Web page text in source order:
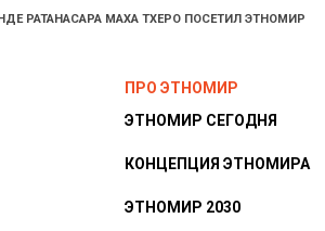
РАТАНАСАРА МАХА ТХЕРО ПОСЕТИЛ ЭТНОМИР
ПРО ЭТНОМИР
ЭТНОМИР СЕГОДНЯ
КОНЦЕПЦИЯ ЭТНОМИРА
ЭТНОМИР 2030